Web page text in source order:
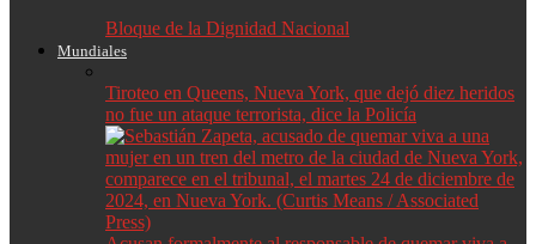
Bloque de la Dignidad Nacional
Mundiales
Tiroteo en Queens, Nueva York, que dejó diez heridos
no fue un ataque terrorista, dice la Policía